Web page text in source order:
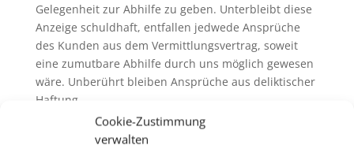
Cookie-Zustimmung
verwalten
Gelegenheit zur Abhilfe zu geben. Unterbleibt diese
Anzeige schuldhaft, entfallen jedwede Ansprüche
des Kunden aus dem Vermittlungsvertrag, soweit
eine zumutbare Abhilfe durch uns möglich gewesen
wäre. Unberührt bleiben Ansprüche aus deliktischer
Haftung.